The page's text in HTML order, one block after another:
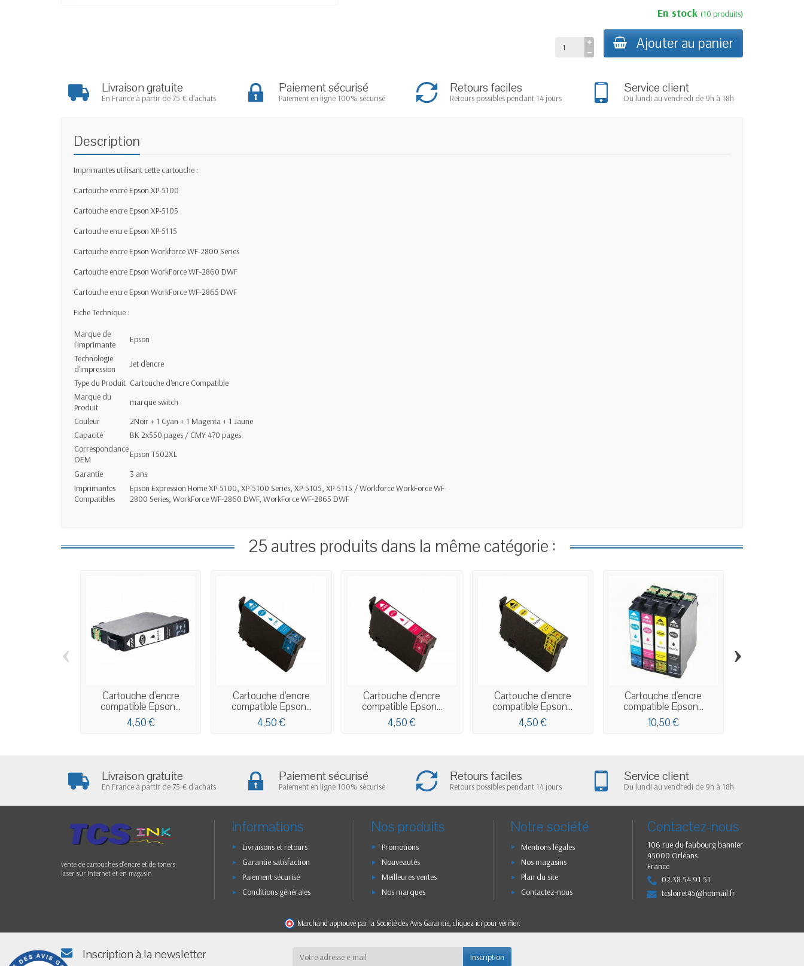
En stock (10 produits)
Ajouter au panier
Livraison gratuite
En France à partir de 75 € d'achats
Paiement sécurisé
Paiement en ligne 100% sécurisé
Retours faciles
Retours possibles pendant 14 jours
Service client
Du lundi au vendredi de 9h à 18h
Description
Imprimantes utilisant cette cartouche :
Cartouche encre Epson XP-5100
Cartouche encre Epson XP-5105
Cartouche encre Epson XP-5115
Cartouche encre Epson Workforce WF-2800 Series
Cartouche encre Epson WorkForce WF-2860 DWF
Cartouche encre Epson WorkForce WF-2865 DWF
Fiche Technique :
Marque de
l'imprimante
Epson
Technologie
d'impression
Jet d'encre
Type du Produit Cartouche d'encre Compatible
Marque du
Produit
marque switch
Couleur
2Noir + 1 Cyan + 1 Magenta + 1 Jaune
Capacité
BK 2x550 pages / CMY 470 pages
Correspondance
OEM
Epson T502XL
Garantie
3 ans
Imprimantes
Compatibles
Epson Expression Home XP-5100, XP-5100 Series, XP-5105, XP-5115 / Workforce WorkForce WF-
2800 Series, WorkForce WF-2860 DWF, WorkForce WF-2865 DWF
25 autres produits dans la même catégorie :
Cartouche d'encre
compatible Epson...
4,50 €
Cartouche d'encre
compatible Epson...
4,50 €
Cartouche d'encre
compatible Epson...
4,50 €
Cartouche d'encre
compatible Epson...
4,50 €
Cartouche d'encre
compatible Epson...
10,50 €
‹ ›
Livraison gratuite
En France à partir de 75 € d'achats
Paiement sécurisé
Paiement en ligne 100% sécurisé
Retours faciles
Retours possibles pendant 14 jours
Service client
Du lundi au vendredi de 9h à 18h
vente de cartouches d'encre et de toners
laser sur Internet et en magasin
Informations
Livraisons et retours
Garantie satisfaction
Paiement sécurisé
Conditions générales
Nos produits
Promotions
Nouveautés
Meilleures ventes
Nos marques
Notre société
Mentions légales
Nos magasins
Plan du site
Contactez-nous
Contactez-nous
106 rue du faubourg bannier
45000 Orléans
France
02.38.54.91.51
tcsloiret45@hotmail.fr
Marchand approuvé par la Société des Avis Garantis, cliquez ici pour vérifier.
Inscription à la newsletter Inscription